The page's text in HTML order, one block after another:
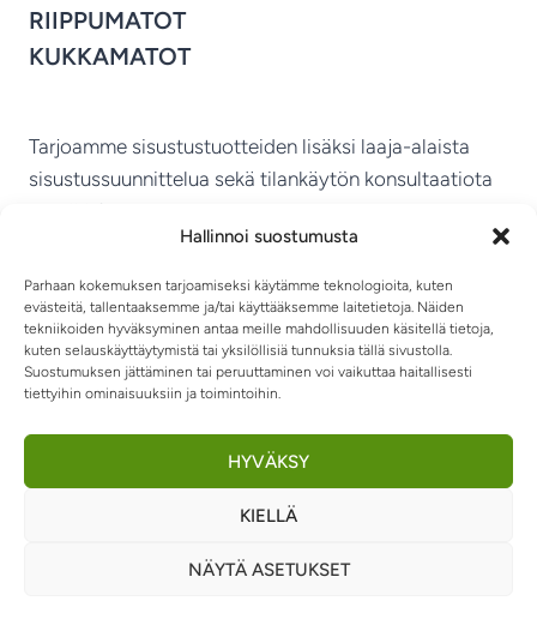
Hallinnoi suostumusta
Parhaan kokemuksen tarjoamiseksi käytämme teknologioita, kuten
evästeitä, tallentaaksemme ja/tai käyttääksemme laitetietoja. Näiden
tekniikoiden hyväksyminen antaa meille mahdollisuuden käsitellä tietoja,
kuten selauskäyttäytymistä tai yksilöllisiä tunnuksia tällä sivustolla.
Suostumuksen jättäminen tai peruuttaminen voi vaikuttaa haitallisesti
tiettyihin ominaisuuksiin ja toimintoihin.
HYVÄKSY
KIELLÄ
NÄYTÄ ASETUKSET
RIIPPUMATOT
KUKKAMATOT
Tarjoamme sisustustuotteiden lisäksi laaja-alaista
sisustussuunnittelua sekä tilankäytön konsultaatiota
MIKKELIN VITRIINI KY
TIETOSUOJASELOSTE
RIIPPUMATOT JA -TUOLIT